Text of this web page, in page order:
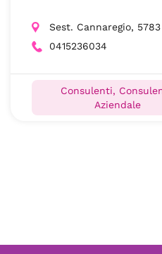
Sest. Cannaregio, 5783
0415236034
Consulenti,
Aziendale